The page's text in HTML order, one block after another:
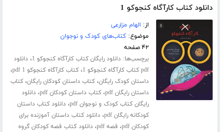
دانلود کتاب کارآگاه کنجوکو 1
از: الهام مزارعی
موضوع:کتاب‌های کودک و نوجوان
۴۲ صفحه
برچسب‌ها:دانلود رایگان کتاب کارآگاه کنجوکو 1 ،دانلود
pdf کتاب کارآگاه کنجوکو 1
،کتاب کارآگاه کنجوکو 1 pdf ،
داستان کودک رایگان،کتاب داستان کودکان رایگان،کتاب
داستان رایگان pdf
،کتاب داستان کودکان pdf ،دانلود
رایگان کتاب کودک و نوجوان pdf
،دانلود کتاب داستان
کودکانه رایگان pdf
،دانلود کتاب داستان آموزنده برای
کودکان pdf
، قصه pdf ،دانلود کتاب قصه کودکان گروه